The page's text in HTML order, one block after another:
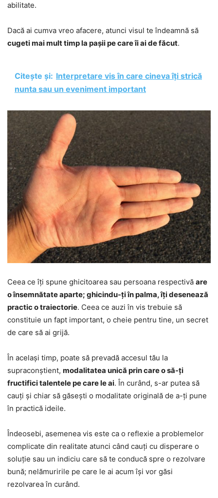
abilitate.
Dacă ai cumva vreo afacere, atunci visul te îndeamnă să
cugeti mai mult timp la pașii pe care îi ai de făcut.
Citește și: Interpretare vis în care cineva îți strică
nunta sau un eveniment important
Ceea ce îți spune ghicitoarea sau persoana respectivă are
o însemnătate aparte; ghicindu-ți în palma, îți desenează
practic o traiectorie. Ceea ce auzi în vis trebuie să
constituie un fapt important, o cheie pentru tine, un secret
de care să ai grijă.
În același timp, poate să prevadă accesul tău la
supraconștient, modalitatea unică prin care o să-ți
fructifici talentele pe care le ai. În curând, s-ar putea să
cauți și chiar să găsești o modalitate originală de a-ți pune
în practică ideile.
Îndeosebi, asemenea vis este ca o reflexie a problemelor
complicate din realitate atunci când cauți cu disperare o
soluție sau un indiciu care să te conducă spre o rezolvare
bună; nelămuririle pe care le ai acum își vor găsi
rezolvarea în curând.